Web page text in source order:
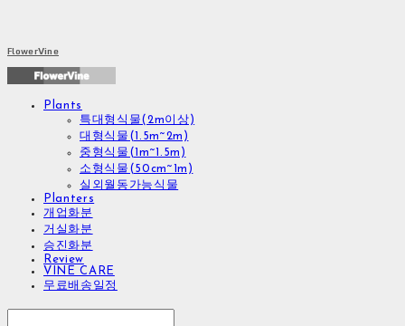
FlowerVine
Plants
특대형식물(2m이상)
대형식물(1.5m~2m)
중형식물(1m~1.5m)
소형식물(50cm~1m)
실외월동가능식물
Planters
개업화분
거실화분
승진화분
Review
VINE CARE
무료배송일정